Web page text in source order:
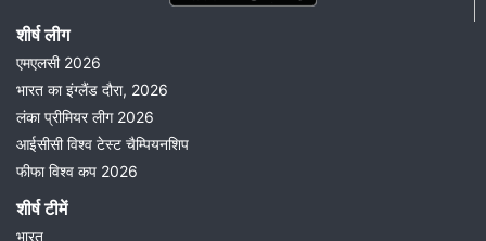
शीर्ष लीग
एमएलसी 2026
भारत का इंग्लैंड दौरा, 2026
लंका प्रीमियर लीग 2026
आईसीसी विश्व टेस्ट चैम्पियनशिप
फीफा विश्व कप 2026
शीर्ष टीमें
भारत